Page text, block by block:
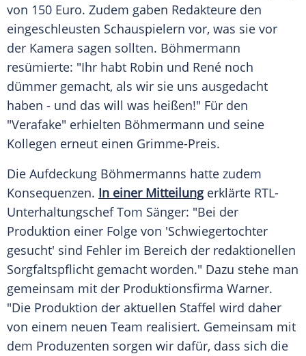
von 150 Euro. Zudem gaben Redakteure den
eingeschleusten Schauspielern vor, was sie vor
der Kamera sagen sollten. Böhmermann
resümierte: "Ihr habt Robin und René noch
dümmer gemacht, als wir sie uns ausgedacht
haben - und das will was heißen!" Für den
"Verafake" erhielten Böhmermann und seine
Kollegen erneut einen Grimme-Preis.
Die Aufdeckung Böhmermanns hatte zudem
Konsequenzen. In einer Mitteilungerklärte RTL-
Unterhaltungschef Tom Sänger: "Bei der
Produktion einer Folge von 'Schwiegertochter
gesucht' sind Fehler im Bereich der redaktionellen
Sorgfaltspflicht gemacht worden." Dazu stehe man
gemeinsam mit der Produktionsfirma Warner.
"Die Produktion der aktuellen Staffel wird daher
von einem neuen Team realisiert. Gemeinsam mit
dem Produzenten sorgen wir dafür, dass sich die